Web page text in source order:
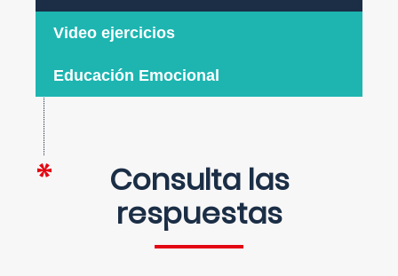
Video ejercicios
Educación Emocional
Consulta las
respuestas